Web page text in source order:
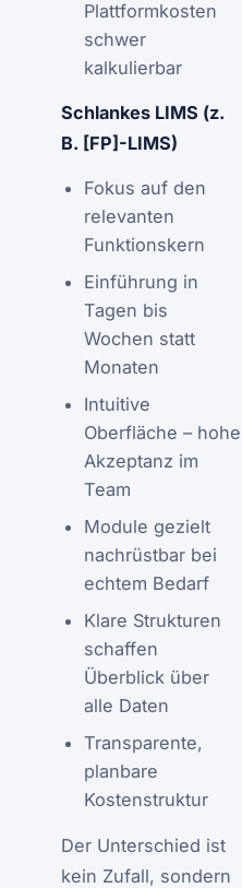
Plattformkosten
schwer
kalkulierbar
Schlankes LIMS (z.
B. [FP]-LIMS)
Fokus auf den
relevanten
Funktionskern
Einführung in
Tagen bis
Wochen statt
Monaten
Intuitive
Oberfläche – hohe
Akzeptanz im
Team
Module gezielt
nachrüstbar bei
echtem Bedarf
Klare Strukturen
schaffen
Überblick über
alle Daten
Transparente,
planbare
Kostenstruktur
Der Unterschied ist
kein Zufall, sondern